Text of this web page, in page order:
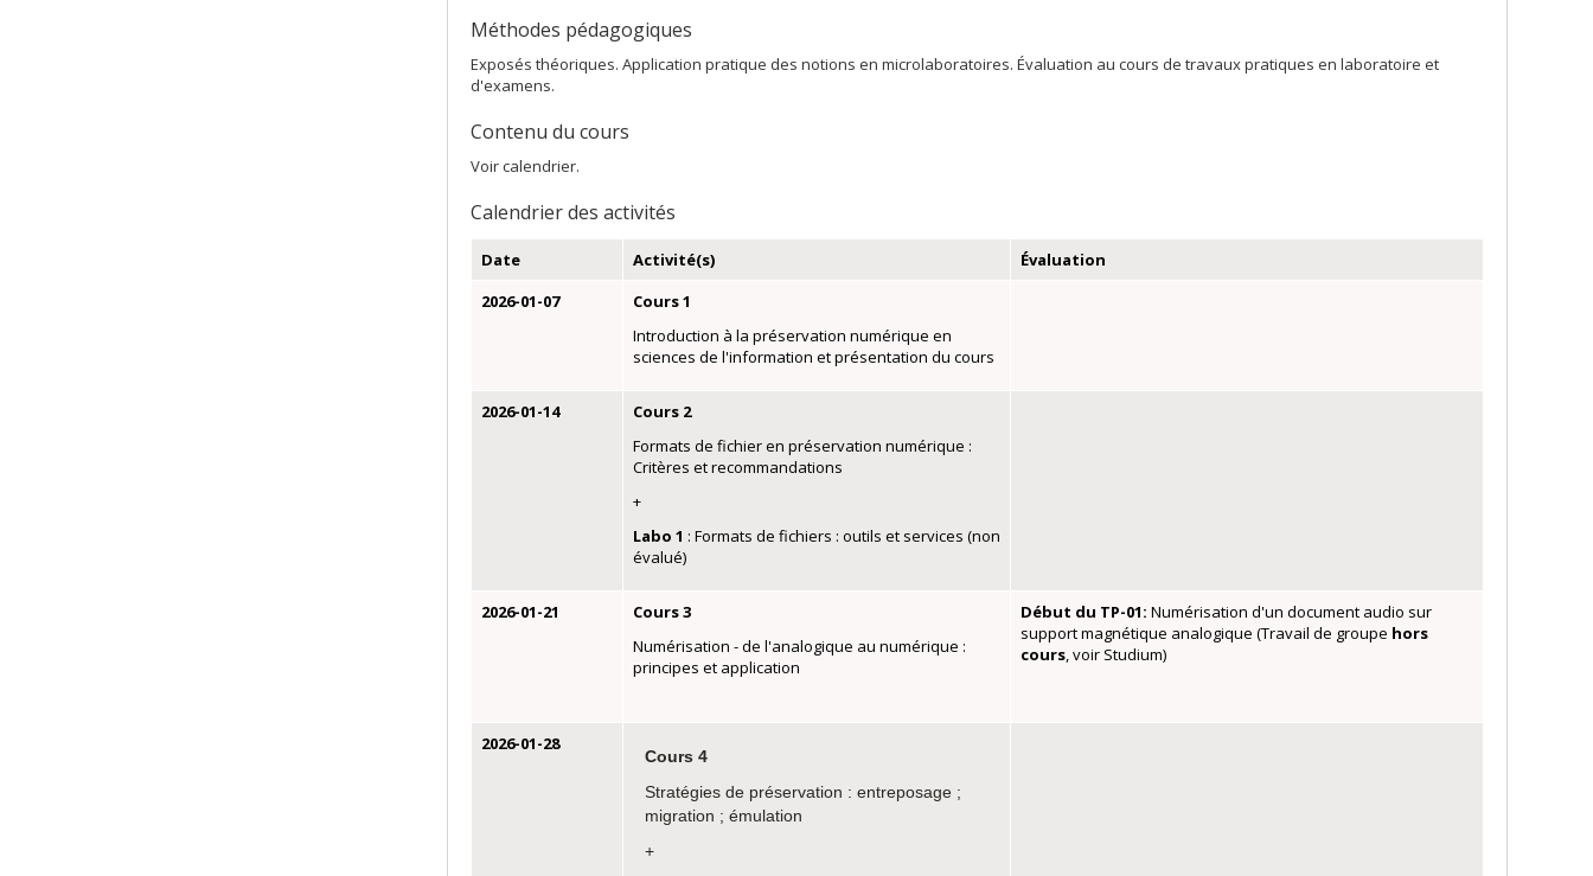
Méthodes pédagogiques
Exposés théoriques. Application pratique des notions en microlaboratoires. Évaluation au cours de travaux pratiques en laboratoire et
d'examens.
Contenu du cours
Voir calendrier.
Calendrier des activités
Date Activité(s)
Évaluation
2026-01-07
Cours 1
Introduction à la préservation numérique en
sciences de l'information et présentation du cours
2026-01-14
Cours 2
Formats de fichier en préservation numérique :
Critères et recommandations
+
Labo 1 : Formats de fichiers : outils et services (non
évalué)
2026-01-21
Cours 3
Numérisation - de l'analogique au numérique :
principes et application
Début du TP-01: Numérisation d'un document audio sur
support magnétique analogique (Travail de groupe hors
cours, voir Studium)
2026-01-28
Cours 4
Stratégies de préservation : entreposage ;
migration ; émulation
+